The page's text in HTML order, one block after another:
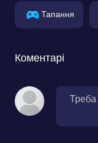
Тапання
Коментарі
Треба